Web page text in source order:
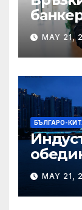
MAY 21,
БЪЛГАРО-
MAY 21,